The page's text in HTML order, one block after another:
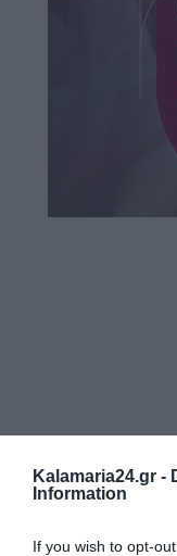
Kalamaria24.gr -
Information
If you wish to opt-